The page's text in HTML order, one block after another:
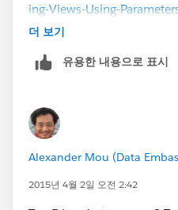
ing-Views-Using-
더 보기
유용한 내용으로 표시
Alexander Mou (Data
2015년 4월 2일 오전 2:42